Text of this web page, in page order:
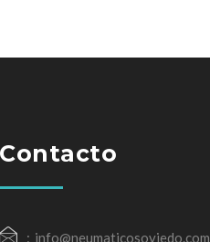
Contacto
info@neumaticosoviedo.com